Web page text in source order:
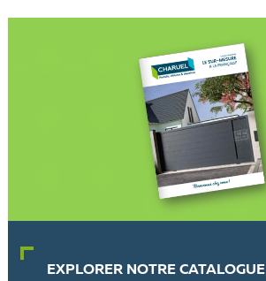
EXPLORER NOTRE CATALOGUE